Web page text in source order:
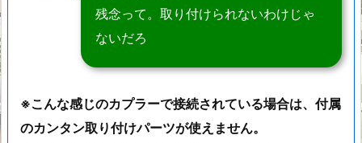
残念って。取り付けられないわけじゃ
ないだろ
※こんな感じのカプラーで接続されている場合は、付属
のカンタン取り付けパーツが使えません。